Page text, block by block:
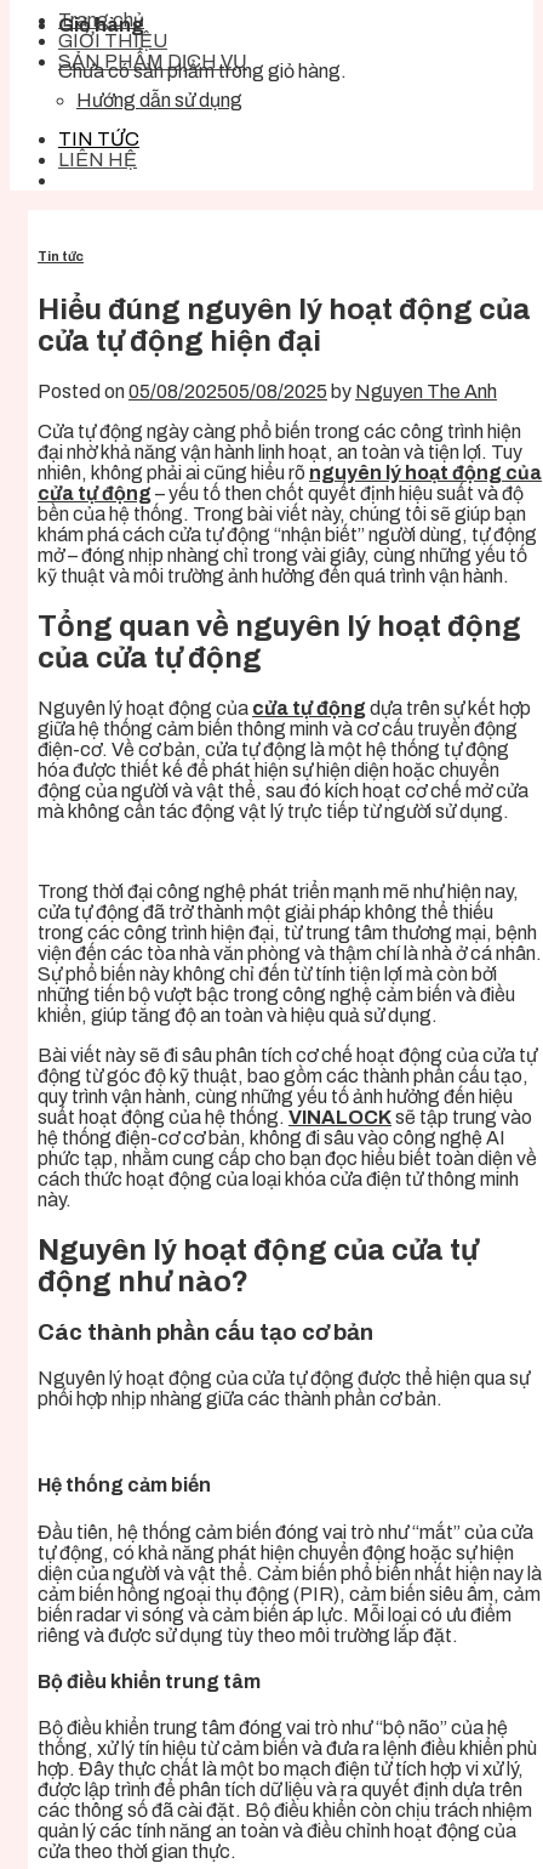
Giỏ hàng
Chưa có sản phẩm trong giỏ hàng.
Trang chủ
GIỚI THIỆU
SẢN PHẨM DỊCH VỤ
Hướng dẫn sử dụng
TIN TỨC
LIÊN HỆ
Tin tức
Hiểu đúng nguyên lý hoạt động của
cửa tự động hiện đại
Posted on05/08/202505/08/2025 by Nguyen The Anh
Cửa tự động ngày càng phổ biến trong các công trình hiện
đại nhờ khả năng vận hành linh hoạt, an toàn và tiện lợi. Tuy
nhiên, không phải ai cũng hiểu rõ nguyên lý hoạt động của
cửa tự động – yếu tố then chốt quyết định hiệu suất và độ
bền của hệ thống. Trong bài viết này, chúng tôi sẽ giúp bạn
khám phá cách cửa tự động “nhận biết” người dùng, tự động
mở – đóng nhịp nhàng chỉ trong vài giây, cùng những yếu tố
kỹ thuật và môi trường ảnh hưởng đến quá trình vận hành.
Tổng quan về nguyên lý hoạt động
của cửa tự động
Nguyên lý hoạt động của cửa tự động dựa trên sự kết hợp
giữa hệ thống cảm biến thông minh và cơ cấu truyền động
điện-cơ. Về cơ bản, cửa tự động là một hệ thống tự động
hóa được thiết kế để phát hiện sự hiện diện hoặc chuyển
động của người và vật thể, sau đó kích hoạt cơ chế mở cửa
mà không cần tác động vật lý trực tiếp từ người sử dụng.
Trong thời đại công nghệ phát triển mạnh mẽ như hiện nay,
cửa tự động đã trở thành một giải pháp không thể thiếu
trong các công trình hiện đại, từ trung tâm thương mại, bệnh
viện đến các tòa nhà văn phòng và thậm chí là nhà ở cá nhân.
Sự phổ biến này không chỉ đến từ tính tiện lợi mà còn bởi
những tiến bộ vượt bậc trong công nghệ cảm biến và điều
khiển, giúp tăng độ an toàn và hiệu quả sử dụng.
Bài viết này sẽ đi sâu phân tích cơ chế hoạt động của cửa tự
động từ góc độ kỹ thuật, bao gồm các thành phần cấu tạo,
quy trình vận hành, cùng những yếu tố ảnh hưởng đến hiệu
suất hoạt động của hệ thống. VINALOCKsẽ tập trung vào
hệ thống điện-cơ cơ bản, không đi sâu vào công nghệ AI
phức tạp, nhằm cung cấp cho bạn đọc hiểu biết toàn diện về
cách thức hoạt động của loại khóa cửa điện tử thông minh
này.
Nguyên lý hoạt động của cửa tự
động như nào?
Các thành phần cấu tạo cơ bản
Nguyên lý hoạt động của cửa tự động được thể hiện qua sự
phối hợp nhịp nhàng giữa các thành phần cơ bản.
Hệ thống cảm biến
Đầu tiên, hệ thống cảm biến đóng vai trò như “mắt” của cửa
tự động, có khả năng phát hiện chuyển động hoặc sự hiện
diện của người và vật thể. Cảm biến phổ biến nhất hiện nay là
cảm biến hồng ngoại thụ động (PIR), cảm biến siêu âm, cảm
biến radar vi sóng và cảm biến áp lực. Mỗi loại có ưu điểm
riêng và được sử dụng tùy theo môi trường lắp đặt.
Bộ điều khiển trung tâm
Bộ điều khiển trung tâm đóng vai trò như “bộ não” của hệ
thống, xử lý tín hiệu từ cảm biến và đưa ra lệnh điều khiển phù
hợp. Đây thực chất là một bo mạch điện tử tích hợp vi xử lý,
được lập trình để phân tích dữ liệu và ra quyết định dựa trên
các thông số đã cài đặt. Bộ điều khiển còn chịu trách nhiệm
quản lý các tính năng an toàn và điều chỉnh hoạt động của
cửa theo thời gian thực.